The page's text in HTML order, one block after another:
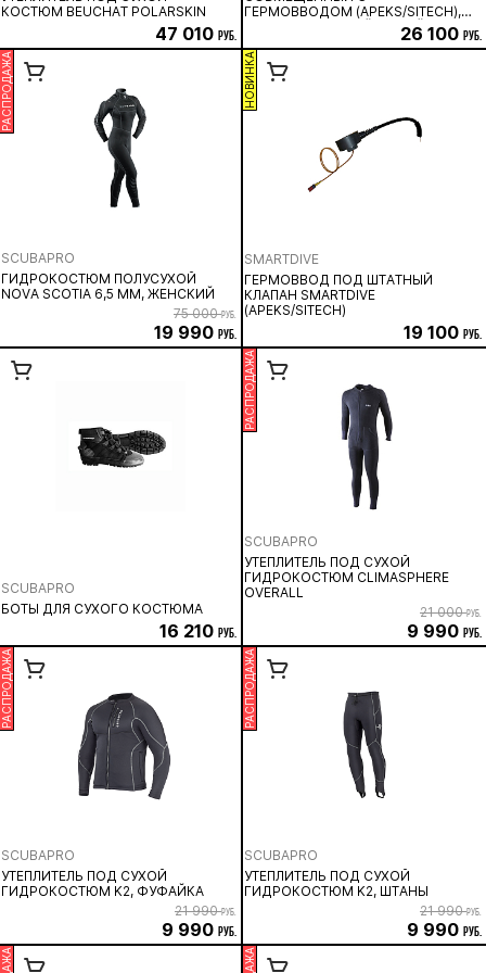
КОСТЮМ BEUCHAT POLARSKIN
47 010 руб.
ГЕРМОВВОДОМ (APEKS/SITECH),
ОДНОСТОРОННИЙ, ЛЕВЫЙ ИЛИ
26 100 руб.
РАСПРОДАЖА
SCUBAPRO
ГИДРОКОСТЮМ ПОЛУСУХОЙ
NOVA SCOTIA 6,5 ММ, ЖЕНСКИЙ
75 000руб.
19 990 руб.
НОВИНКА
SMARTDIVE
ГЕРМОВВОД ПОД ШТАТНЫЙ
КЛАПАН SMARTDIVE
(APEKS/SITECH)
19 100 руб.
SCUBAPRO
БОТЫ ДЛЯ СУХОГО КОСТЮМА
16 210 руб.
РАСПРОДАЖА
SCUBAPRO
УТЕПЛИТЕЛЬ ПОД СУХОЙ
ГИДРОКОСТЮМ CLIMASPHERE
OVERALL
21 000руб.
9 990 руб.
РАСПРОДАЖА
SCUBAPRO
УТЕПЛИТЕЛЬ ПОД СУХОЙ
ГИДРОКОСТЮМ K2, ФУФАЙКА
21 990руб.
9 990 руб.
РАСПРОДАЖА
SCUBAPRO
УТЕПЛИТЕЛЬ ПОД СУХОЙ
ГИДРОКОСТЮМ K2, ШТАНЫ
21 990руб.
9 990 руб.